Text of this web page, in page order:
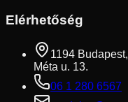
Elérhetőség
1194 Budapest,
Méta u. 13.
06 1 280 6567